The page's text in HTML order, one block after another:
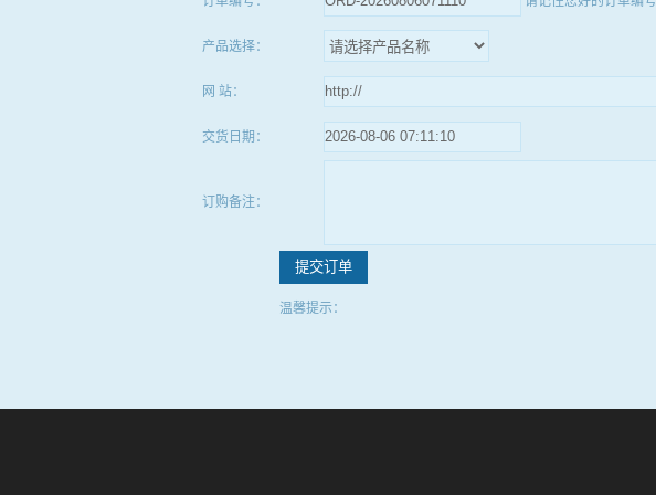
产品选择：
网 站：
交货日期：
订购备注：
温馨提示：